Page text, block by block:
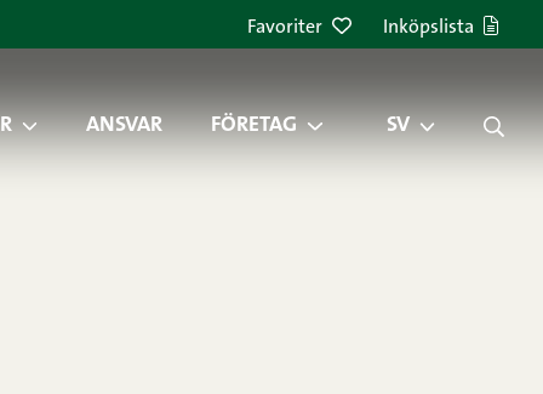
Favoriter Inköpslista
ANSVAR FÖRETAG SV